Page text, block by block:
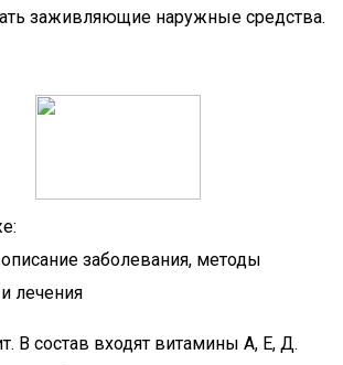
заживляющие наружные средства.
заболевания, методы
лечения
В состав входят витамины А, Е, Д.